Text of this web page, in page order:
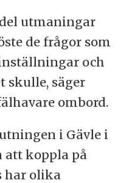
utmaningar
de frågor som
och
skulle, säger
ombord.
i Gävle i
att koppla på
har olika